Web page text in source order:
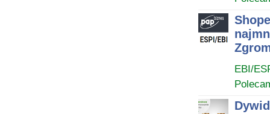
EBI/